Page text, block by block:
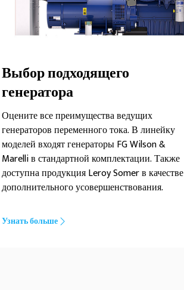
Выбор подходящего
генератора
Оцените все преимущества ведущих
генераторов переменного тока. В линейку
моделей входят генераторы FG Wilson &
Marelli в стандартной комплектации. Также
доступна продукция Leroy Somer в качестве
дополнительного усовершенствования.
Узнать больше